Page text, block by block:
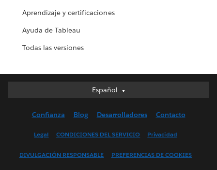
Aprendizaje y certificaciones
Ayuda de Tableau
Todas las versiones
Español
Español
English (UK)
Français (France)
Confianza Blog Desarrolladores Contacto
Legal CONDICIONES DEL SERVICIO Privacidad
DIVULGACIÓN RESPONSABLE PREFERENCIAS DE COOKIES